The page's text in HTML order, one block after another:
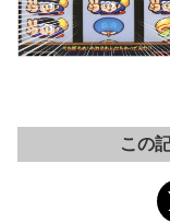
この